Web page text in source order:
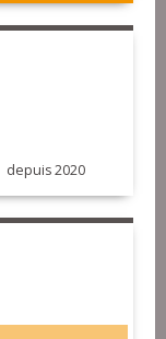
depuis 2020